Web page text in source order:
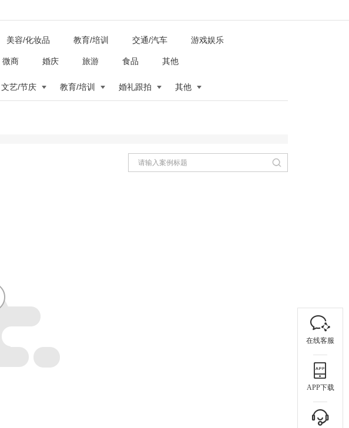
美容/化妆品 教育/培训 交通/汽车 游戏娱乐
微商 婚庆 旅游 食品 其他
文艺/节庆 教育/培训 婚礼跟拍 其他
在线客服
APP下载